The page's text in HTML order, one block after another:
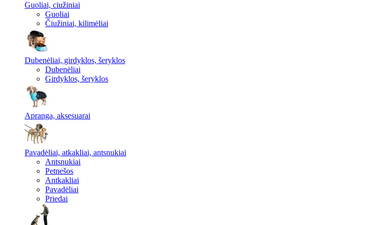
Guoliai, ciužiniai
Guoliai
Čiužiniai, kilimėliai
Dubenėliai, girdyklos, šeryklos
Dubenėliai
Girdyklos, šeryklos
Apranga, aksesuarai
Pavadėliai, atkakliai, antsnukiai
Antsnukiai
Petnešos
Antkakliai
Pavadėliai
Priedai